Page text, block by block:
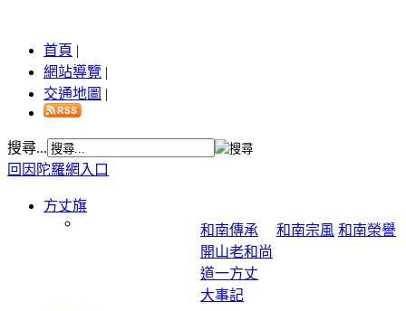
首頁 |
網站導覽 |
交通地圖 |
搜尋...
回因陀羅網入口
方丈旗
和南傳承
開山老和尚
道一方丈
大事記
和南宗風 和南榮譽